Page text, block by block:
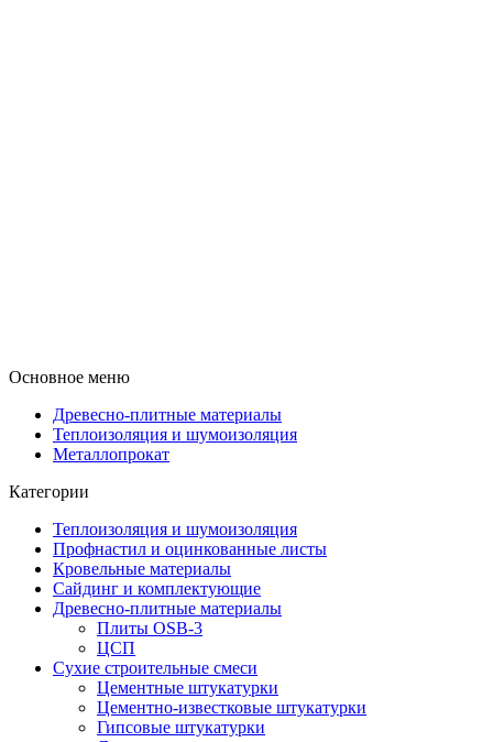
Основное меню
Древесно-плитные материалы
Теплоизоляция и шумоизоляция
Металлопрокат
Категории
Теплоизоляция и шумоизоляция
Профнастил и оцинкованные листы
Кровельные материалы
Сайдинг и комплектующие
Древесно-плитные материалы
Плиты OSB-3
ЦСП
Сухие строительные смеси
Цементные штукатурки
Цементно-известковые штукатурки
Гипсовые штукатурки